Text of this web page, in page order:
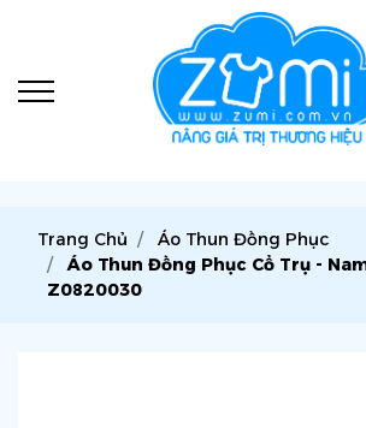
Trang Chủ
Áo Thun Đồng Phục
Áo Thun Đồng Phục Cổ Trụ -
Z0820030